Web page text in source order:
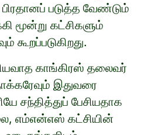
படுத்த வேண்டும்
மூன்று கட்சிகளும்
கூறப்படுகிறது.
காங்கிரஸ் தலைவர்
இதுவரை
சந்தித்துப் பேசியதாக
எம்என்எஸ் கட்சியின்